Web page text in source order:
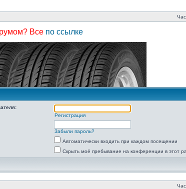
Все по ссылке
Регистрация
Забыли пароль?
Автоматически входить при каждом посещении
Скрыть моё пребывание на конференции в этот